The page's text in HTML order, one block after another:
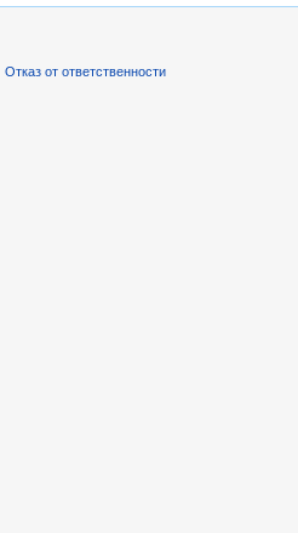
Отказ от ответственности